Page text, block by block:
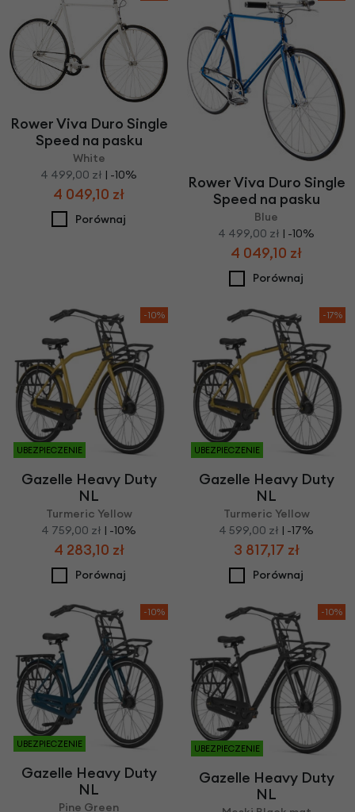
Rower Viva Duro Single
Speed na pasku
White
4 499,00 zł | -10%
4 049,10 zł
Porównaj
Rower Viva Duro Single
Speed na pasku
Blue
4 499,00 zł | -10%
4 049,10 zł
Porównaj
-10%
UBEZPIECZENIE
Gazelle Heavy Duty
NL
Turmeric Yellow
4 759,00 zł | -10%
4 283,10 zł
Porównaj
-17%
UBEZPIECZENIE
Gazelle Heavy Duty
NL
Turmeric Yellow
4 599,00 zł | -17%
3 817,17 zł
Porównaj
-10%
UBEZPIECZENIE
Gazelle Heavy Duty
NL
Pine Green
-10%
UBEZPIECZENIE
Gazelle Heavy Duty
NL